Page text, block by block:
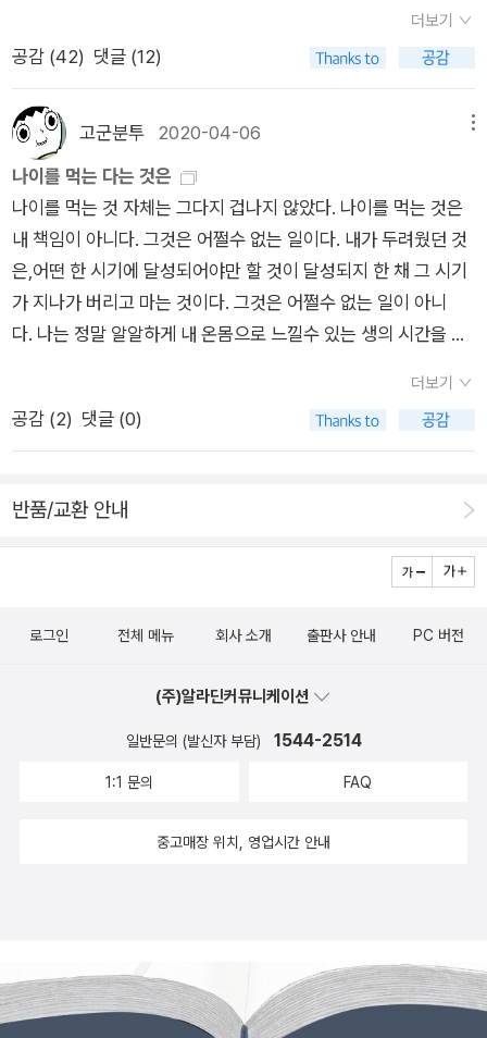
책임과 태만이 놓여 있지 않나 하는 의구심이 생기는 것도 그래서
분을 소홀히 해서인 경우가 많다는 지적이 여지없이 들어맞는다.
그나마 강릉에서는 최근 비가 많이 내려 해갈이 되었다더니, 이제
는 여기저기 손을 벌려 얻어 놓은 생수 수백만 병이 처치곤란으로
떠올랐다고 전한다. 뭐가 고민일까? 당장 내년에도 같은 일이 반
복되지 말란 법이 없으니, 집집마다 나눠주고 잘 보관하라고 해야
맞지 않을까. 그래야 내년에도 생수를 변기물로 사용하는 호사 아
닌 호사를 누릴 수 있을 테니까...
요. 이때로부터 30년 후 2016년 또 하나의 여행기 <라오스에 대
체 뭐가 있는데요?> 에서 그리운 그리스 섬(스페체스섬, 미코노
나옵니다. 그 때의 기억과는 실제로 조금씩 달랐던 경험을 적으면
서 변함없이 아름답던 섬들의 풍경을 그리고 있습니다.전 <라오
스..>를 먼저 읽었으니 이 책을 다 읽고 나면 재방문기를 다시 읽
어봐야겠네요.
태엽감는 새 연대기 까지가 소장중 책.담부터는 계속 구매할 책?.
ㅠ 몰랐던 책도 좀 있네.むらかみはるき, 村上春樹, Murakami
Haruki* 출생 1949. 1. 12. 일본 교토부,京都府, 교토시, 京都
市, 아버지는 불교승려 아들, 어머니는 오사카 상인 딸로 모두 국
어교사* 나이 74세, 만73세(많이도 잡쉈구나)* 데뷔1979년 소
설 ‘바람의 노래를 들어라‘하루키상도 연필을 좋아한다. 노란연필
공식홈페이지 사진 캡춰. 뾰족하게 잘 다듬은 연필을 좋아한다나
하루키는 사실주의 작가인가 환상주의 작가인가.노르웨이의숲.
상실의시대. 찝찝함이 남는 책이다.
더보기
공감 (42) 댓글 (12)
고군분투 2020-04-06
나이를 먹는 다는 것은
나이를 먹는 것 자체는 그다지 겁나지 않았다. 나이를 먹는 것은
내 책임이 아니다. 그것은 어쩔수 없는 일이다. 내가 두려웠던 것
은,어떤 한 시기에 달성되어야만 할 것이 달성되지 한 채 그 시기
가 지나가 버리고 마는 것이다. 그것은 어쩔수 없는 일이 아니
다. 나는 정말 알알하게 내 온몸으로 느낄수 있는 생의 시간을 자
더보기
공감 (2) 댓글 (0)
반품/교환 안내
로그인 전체 메뉴 회사 소개 출판사 안내 PC 버전
(주)알라딘커뮤니케이션
일반문의 (발신자 부담) 1544-2514
1:1 문의 FAQ
중고매장 위치, 영업시간 안내